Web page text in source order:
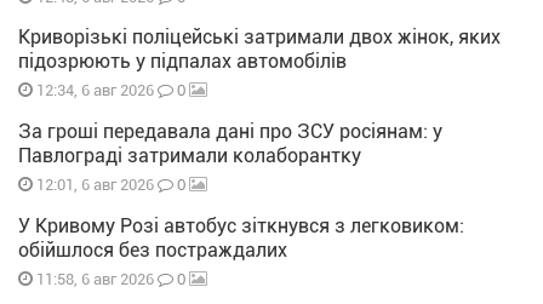
Криворізькі поліцейські затримали двох жінок, яких
підозрюють у підпалах автомобілів
12:34, 6 авг 2026 0
За гроші передавала дані про ЗСУ росіянам: у
Павлограді затримали колаборантку
12:01, 6 авг 2026 0
У Кривому Розі автобус зіткнувся з легковиком:
обійшлося без постраждалих
11:58, 6 авг 2026 0